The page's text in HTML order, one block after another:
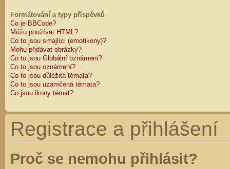
Formátování a typy příspěvků
Co je BBCode?
Můžu používat HTML?
Co to jsou smajlíci (emotikony)?
Mohu přidávat obrázky?
Co to jsou Globální oznámení?
Co to jsou oznámení?
Co to jsou důležitá témata?
Co to jsou uzamčená témata?
Co jsou ikony témat?
Registrace a přihlášení
Proč se nemohu přihlásit?